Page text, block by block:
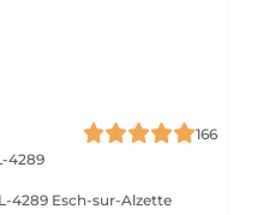
166
4289
4289 Esch-sur-Alzette